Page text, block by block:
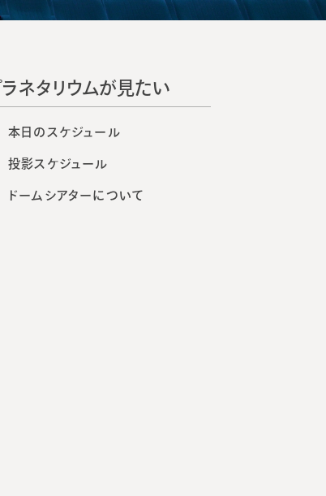
16:30
「ほしぞライブ～
ネタリウムが見たい
本日のスケジュール
投影スケジュール
ドームシアターについて